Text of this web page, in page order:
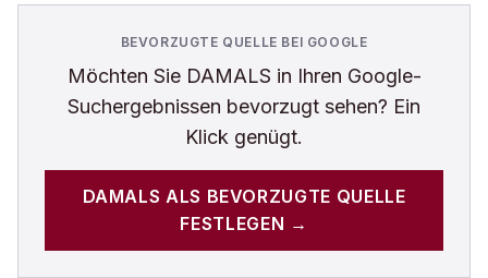
BEVORZUGTE QUELLE BEI GOOGLE
Möchten Sie DAMALS in Ihren Google-
Suchergebnissen bevorzugt sehen? Ein
Klick genügt.
DAMALS ALS BEVORZUGTE QUELLE
FESTLEGEN →